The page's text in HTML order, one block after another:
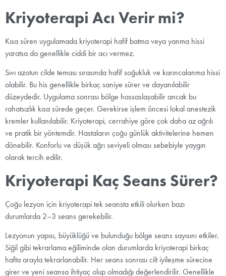
Kriyoterapi Acı Verir mi?
Kısa süren uygulamada kriyoterapi hafif batma veya yanma hissi
yaratsa da genellikle ciddi bir acı vermez.
Sıvı azotun cilde teması sırasında hafif soğukluk ve karıncalanma hissi
olabilir. Bu his genellikle birkaç saniye sürer ve dayanılabilir
düzeydedir. Uygulama sonrası bölge hassaslaşabilir ancak bu
rahatsızlık kısa sürede geçer. Gerekirse işlem öncesi lokal anestezik
kremler kullanılabilir. Kriyoterapi, cerrahiye göre çok daha az ağrılı
ve pratik bir yöntemdir. Hastaların çoğu günlük aktivitelerine hemen
dönebilir. Konforlu ve düşük ağrı seviyeli olması sebebiyle yaygın
olarak tercih edilir.
Kriyoterapi Kaç Seans Sürer?
Çoğu lezyon için kriyoterapi tek seansta etkili olurken bazı
durumlarda 2–3 seans gerekebilir.
Lezyonun yapısı, büyüklüğü ve bulunduğu bölge seans sayısını etkiler.
Siğil gibi tekrarlama eğiliminde olan durumlarda kriyoterapi birkaç
hafta arayla tekrarlanabilir. Her seans sonrası cilt iyileşme sürecine
girer ve yeni seansa ihtiyaç olup olmadığı değerlendirilir. Genellikle